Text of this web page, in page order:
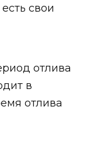
свои
отлива
в
отлива